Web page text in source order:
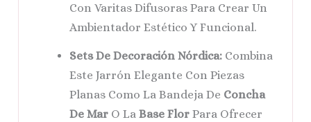
Con Varitas Difusoras Para Crear Un
Ambientador Estético Y Funcional.
Sets De Decoración Nórdica: Combina
Este Jarrón Elegante Con Piezas
Planas Como La Bandeja De Concha
De Mar O LaBase Flor Para Ofrecer